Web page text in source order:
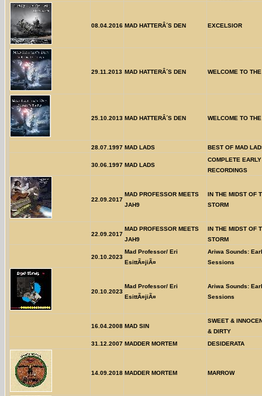
08.04.2016 MAD HATTERÂ´S DEN EXCELSIOR
29.11.2013 MAD HATTERÂ´S DEN WELCOME TO
25.10.2013 MAD HATTERÂ´S DEN WELCOME TO
28.07.1997 MAD LADS BEST OF MAD
30.06.1997 MAD LADS
COMPLETE
RECORDINGS
22.09.2017
MAD PROFESSOR MEETS
JAH9
IN THE MIDST OF
STORM
22.09.2017
MAD PROFESSOR MEETS
JAH9
IN THE MIDST OF
STORM
20.10.2023
Mad Professor/ Eri
EsittÃ¤jiÃ¤
Ariwa Sounds:
Sessions
20.10.2023
Mad Professor/ Eri
EsittÃ¤jiÃ¤
Ariwa Sounds:
Sessions
16.04.2008 MAD SIN
SWEET &
& DIRTY
31.12.2007 MADDER MORTEM DESIDERATA
14.09.2018 MADDER MORTEM MARROW